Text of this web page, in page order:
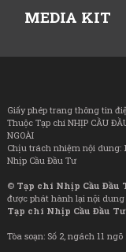
MEDIA KIT
Giấy phép trang thông tin
Thuộc Tạp chí NHỊP CẦU
NGOÀI
Chịu trách nhiệm nội dung:
Nhịp Cầu Đầu Tư
© Tạp chí Nhịp Cầu Đầu
được phát hành lại nội
Tạp chí Nhịp Cầu Đầu Tư
Tòa soạn: Số 2, ngách 11